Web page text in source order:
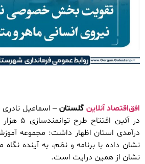
افق‌اقتصاد آنلاین گلستان– اسماعیل نادری
در آئین
درآمدی استان اظهار داشت: مجموعه
نشان داده با برنامه و نظم، به آینده
نشان از همین درایت است.